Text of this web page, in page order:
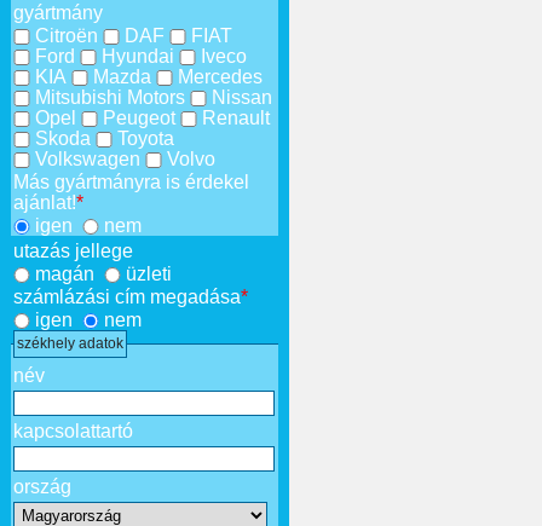
gyártmány
Citroën
DAF
FIAT
Ford
Hyundai
Iveco
KIA
Mazda
Mercedes
Mitsubishi Motors
Nissan
Opel
Peugeot
Renault
Skoda
Toyota
Volkswagen
Volvo
Más gyártmányra is érdekel
ajánlat!*
igen
nem
utazás jellege
magán
üzleti
számlázási cím megadása*
igen
nem
székhely adatok
név
kapcsolattartó
ország